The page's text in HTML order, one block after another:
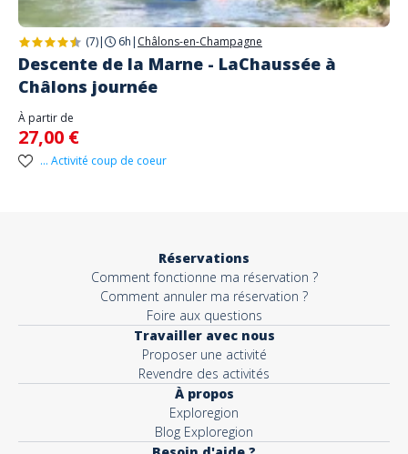
(7)| 6h | Châlons-en-Champagne
Descente de la Marne - LaChaussée à
Châlons journée
À partir de
27,00 €
... Activité coup de coeur
Réservations
Comment fonctionne ma réservation ?
Comment annuler ma réservation ?
Foire aux questions
Travailler avec nous
Proposer une activité
Revendre des activités
À propos
Exploregion
Blog Exploregion